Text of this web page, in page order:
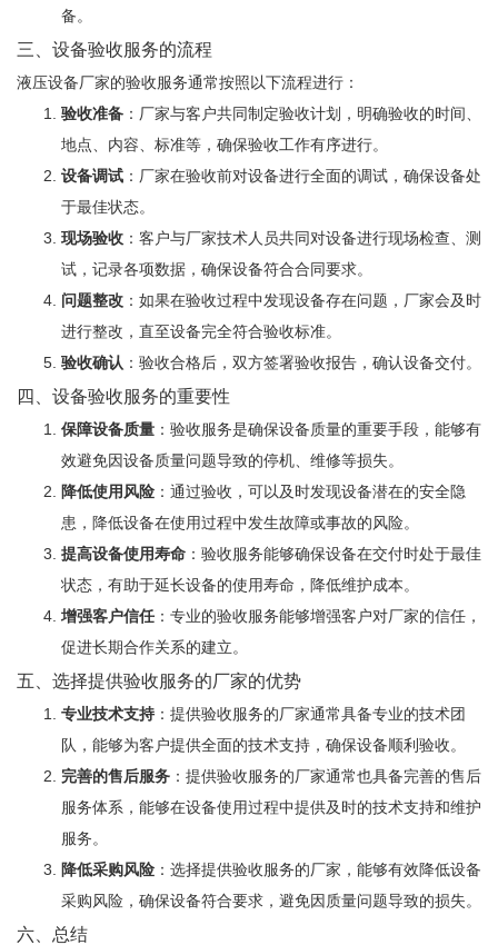
备。
三、设备验收服务的流程
液压设备厂家的验收服务通常按照以下流程进行：
验收准备 ：厂家与客户共同制定验收计划，明确验收的时间、
地点、内容、标准等，确保验收工作有序进行。
设备调试 ：厂家在验收前对设备进行全面的调试，确保设备处
于最佳状态。
现场验收 ：客户与厂家技术人员共同对设备进行现场检查、测
试，记录各项数据，确保设备符合合同要求。
问题整改 ：如果在验收过程中发现设备存在问题，厂家会及时
进行整改，直至设备完全符合验收标准。
验收确认 ：验收合格后，双方签署验收报告，确认设备交付。
四、设备验收服务的重要性
保障设备质量 ：验收服务是确保设备质量的重要手段，能够有
效避免因设备质量问题导致的停机、维修等损失。
降低使用风险 ：通过验收，可以及时发现设备潜在的安全隐
患，降低设备在使用过程中发生故障或事故的风险。
提高设备使用寿命 ：验收服务能够确保设备在交付时处于最佳
状态，有助于延长设备的使用寿命，降低维护成本。
增强客户信任 ：专业的验收服务能够增强客户对厂家的信任，
促进长期合作关系的建立。
五、选择提供验收服务的厂家的优势
专业技术支持 ：提供验收服务的厂家通常具备专业的技术团
队，能够为客户提供全面的技术支持，确保设备顺利验收。
完善的售后服务 ：提供验收服务的厂家通常也具备完善的售后
服务体系，能够在设备使用过程中提供及时的技术支持和维护
服务。
降低采购风险 ：选择提供验收服务的厂家，能够有效降低设备
采购风险，确保设备符合要求，避免因质量问题导致的损失。
六、总结